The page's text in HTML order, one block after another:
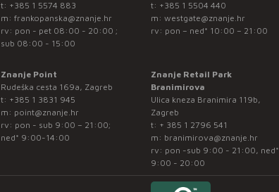
t: +385 1 5574 883
m: frankopanska@znanje.hr
rv: pon - pet 08:00 - 20:00 ;
sub 08:00 - 15:00
t: +385 1 5504 440
m: westgate@znanje.hr
rv: pon – ned* 10:00 – 21:00
Znanje Point
Rudeška cesta 169a, Zagreb
t: +385 1 3831 945
m: point@znanje.hr
rv: pon - sub 9:00 – 21:00;
ned* 9:00-14:00
Znanje Retail Park
Branimirova
Ulica kneza Branimira 119b,
Zagreb
t: + 385 1 2796 541
m: branimirova@znanje.hr
rv: pon -sub 9:00 - 21:00, ned*
9:00 - 20:00